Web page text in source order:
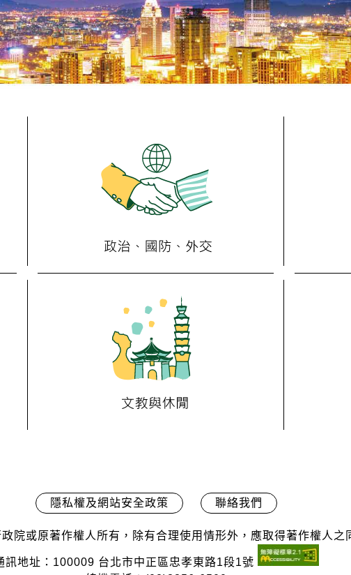
隱私權及網站安全政策 聯絡我們
院或原著作權人所有，除有合理使用情形外，應取得著作權人之
訊地址：100009 台北市中正區忠孝東路1段1號